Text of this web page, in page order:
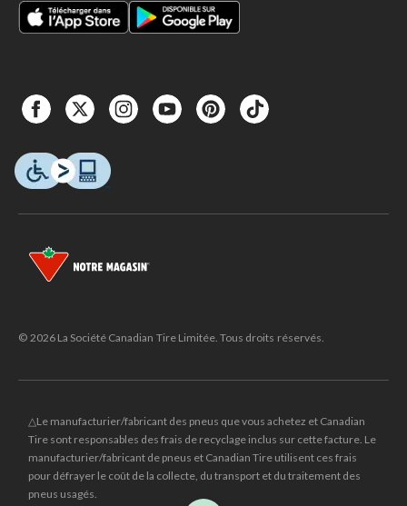
© 2026 La Société Canadian Tire Limitée. Tous droits réservés.
△Le manufacturier/fabricant des pneus que vous achetez et Canadian
Tire sont responsables des frais de recyclage inclus sur cette facture. Le
manufacturier/fabricant de pneus et Canadian Tire utilisent ces frais
pour défrayer le coût de la collecte, du transport et du traitement des
pneus usagés.